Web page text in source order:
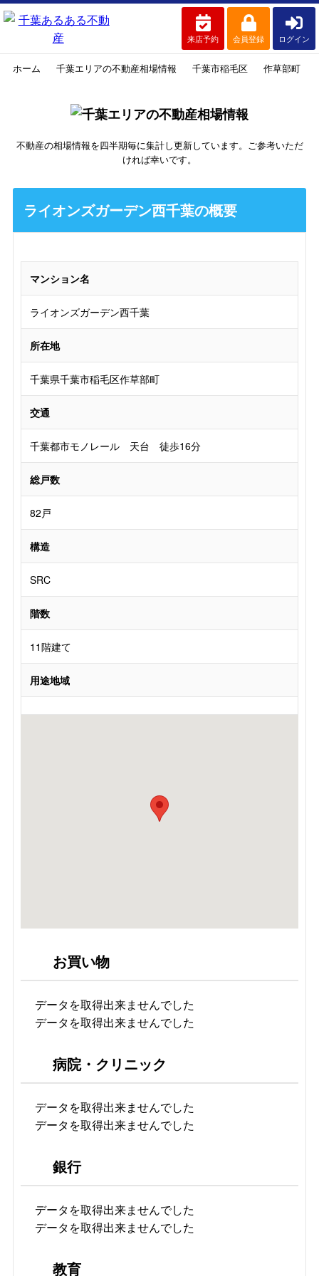
来店予約 会員登録 ログイン
ホーム 千葉エリアの不動産相場情報 千葉市稲毛区 作草部町
不動産の相場情報を四半期毎に集計し更新しています。ご参考いただ
ければ幸いです。
ライオンズガーデン西千葉の概要
マンション名
ライオンズガーデン西千葉
所在地
千葉県千葉市稲毛区作草部町
交通
千葉都市モノレール 天台 徒歩16分
総戸数
82戸
構造
SRC
階数
11階建て
用途地域
お買い物
データを取得出来ませんでした
データを取得出来ませんでした
病院・クリニック
データを取得出来ませんでした
データを取得出来ませんでした
銀行
データを取得出来ませんでした
データを取得出来ませんでした
教育